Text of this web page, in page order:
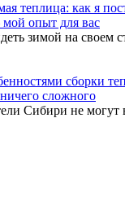
теплица: как я
опыт для вас
зимой на своем
сборки
сложного
Сибири не могут